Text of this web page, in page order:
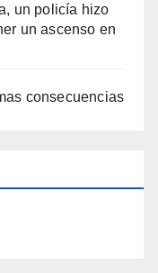
un policía hizo
un ascenso en
consecuencias